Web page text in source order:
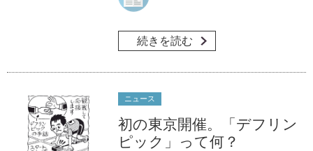
続きを読む
ニュース
初の東京開催。「デフリン
ピック」って何？